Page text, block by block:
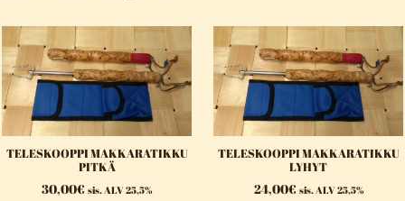
TELESKOOPPI MAKKARATIKKU
PITKÄ
30,00€ sis. ALV 25,5%
TELESKOOPPI MAKKARATIKKU
LYHYT
24,00€ sis. ALV 25,5%